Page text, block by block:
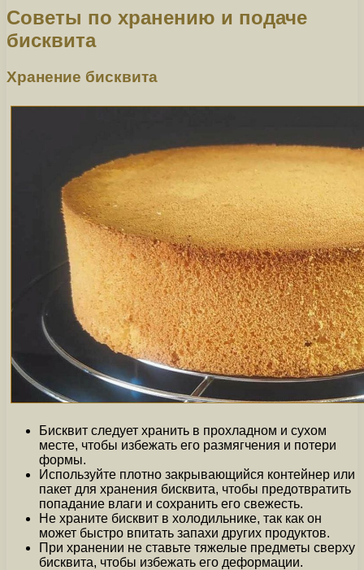
Советы по хранению и подаче
бисквита
Хранение бисквита
Бисквит следует хранить в прохладном и сухом
месте, чтобы избежать его размягчения и потери
формы.
Используйте плотно закрывающийся контейнер или
пакет для хранения бисквита, чтобы предотвратить
попадание влаги и сохранить его свежесть.
Не храните бисквит в холодильнике, так как он
может быстро впитать запахи других продуктов.
При хранении не ставьте тяжелые предметы сверху
бисквита, чтобы избежать его деформации.